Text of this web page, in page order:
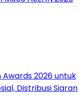
2026 untuk
Distribusi Siaran